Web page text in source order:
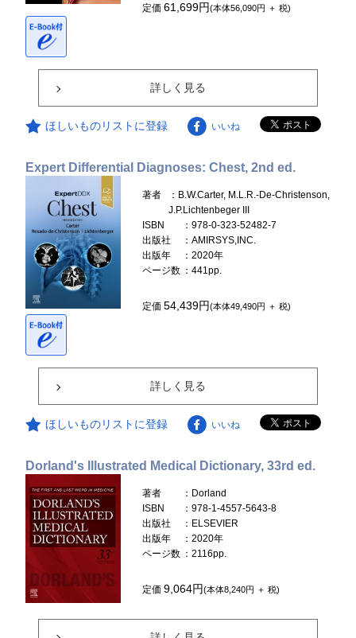
定価61,699円(本体56,090円 ＋ 税)
詳しく見る
ほしいものリストに登録 いいね
Expert Differential Diagnoses: Chest, 2nd ed.
著者
：B.W.Carter, M.L.R.-De-Christenson,
J.P.Lichtenbeger III
ISBN
：978-0-323-52482-7
出版社
：AMIRSYS,INC.
出版年
：2020年
ページ数 ：441pp.
定価54,439円(本体49,490円 ＋ 税)
詳しく見る
ほしいものリストに登録 いいね
Dorland's Illustrated Medical Dictionary, 33rd ed.
著者
：Dorland
ISBN
：978-1-4557-5643-8
出版社
：ELSEVIER
出版年
：2020年
ページ数 ：2116pp.
定価9,064円(本体8,240円 ＋ 税)